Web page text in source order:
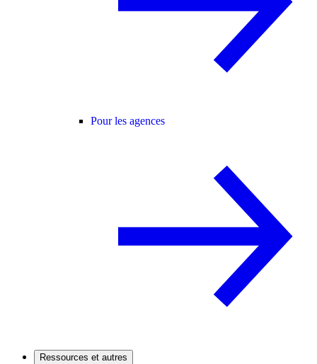
Pour les agences
Ressources et autres